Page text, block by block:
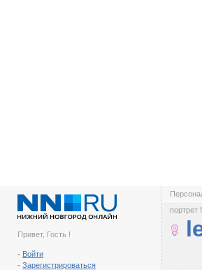
Привет, Гость !
- Войти
- Зарегистрироваться
портрет